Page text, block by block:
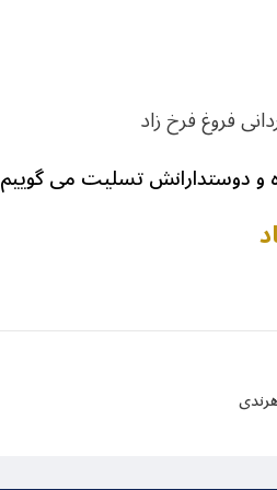
فروغ فرخ زاد
و دوستدارانش تسلیت می گوییم